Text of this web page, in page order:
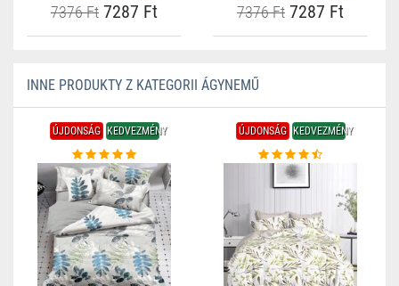
7376 Ft 7287 Ft 7376 Ft 7287 Ft
INNE PRODUKTY Z KATEGORII ÁGYNEMŰ
ÚJDONSÁG KEDVEZMÉNY ÚJDONSÁG KEDVEZMÉNY